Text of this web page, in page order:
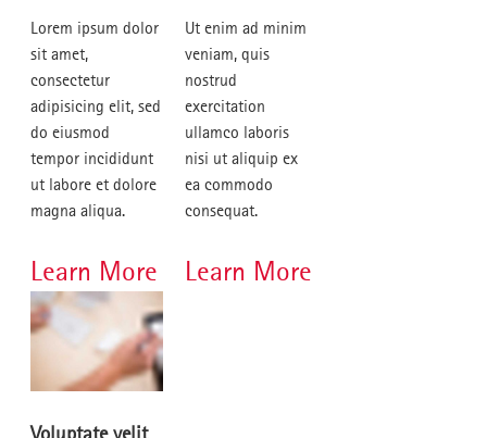
Lorem ipsum dolor
sit amet,
consectetur
adipisicing elit, sed
do eiusmod
tempor incididunt
ut labore et dolore
magna aliqua.
Learn More
Ut enim ad minim
veniam, quis
nostrud
exercitation
ullamco laboris
nisi ut aliquip ex
ea commodo
consequat.
Learn More